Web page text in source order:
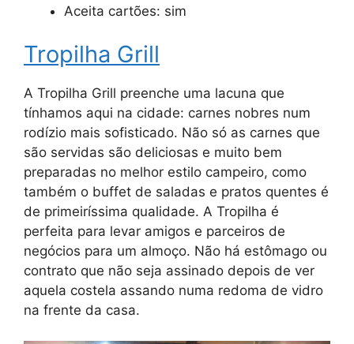
Aceita cartões: sim
Tropilha Grill
A Tropilha Grill preenche uma lacuna que
tínhamos aqui na cidade: carnes nobres num
rodízio mais sofisticado. Não só as carnes que
são servidas são deliciosas e muito bem
preparadas no melhor estilo campeiro, como
também o buffet de saladas e pratos quentes é
de primeiríssima qualidade. A Tropilha é
perfeita para levar amigos e parceiros de
negócios para um almoço. Não há estômago ou
contrato que não seja assinado depois de ver
aquela costela assando numa redoma de vidro
na frente da casa.